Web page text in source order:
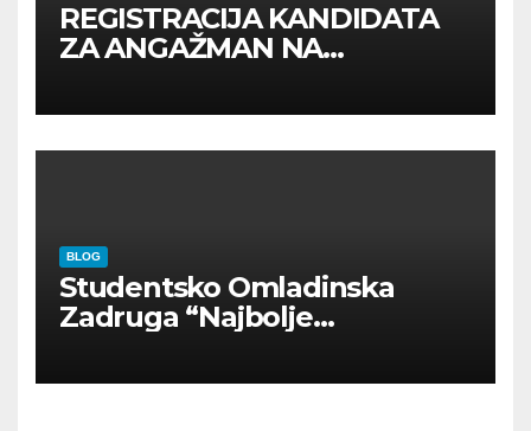
REGISTRACIJA KANDIDATA
ZA ANGAŽMAN NA
BLOG
Studentsko Omladinska
Zadruga “Najbolje